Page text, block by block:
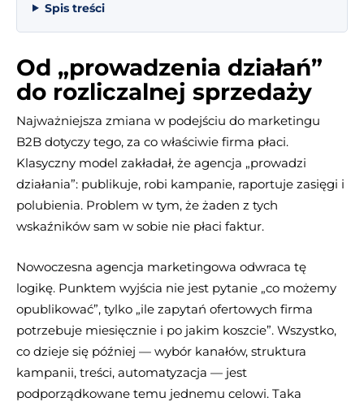
Spis treści
Od „prowadzenia działań”
do rozliczalnej sprzedaży
Najważniejsza zmiana w podejściu do marketingu
B2B dotyczy tego, za co właściwie firma płaci.
Klasyczny model zakładał, że agencja „prowadzi
działania”: publikuje, robi kampanie, raportuje zasięgi i
polubienia. Problem w tym, że żaden z tych
wskaźników sam w sobie nie płaci faktur.
Nowoczesna agencja marketingowa odwraca tę
logikę. Punktem wyjścia nie jest pytanie „co możemy
opublikować”, tylko „ile zapytań ofertowych firma
potrzebuje miesięcznie i po jakim koszcie”. Wszystko,
co dzieje się później — wybór kanałów, struktura
kampanii, treści, automatyzacja — jest
podporządkowane temu jednemu celowi. Taka